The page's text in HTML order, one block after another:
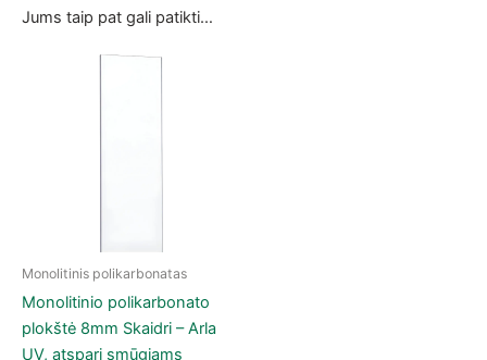
Jums taip pat gali patikti…
Monolitinis polikarbonatas
Monolitinio polikarbonato
plokštė 8mm Skaidri – Arla
UV, atspari smūgiams
This product has multiple variants. The options may be